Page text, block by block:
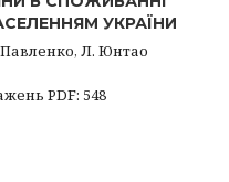
УКРАЇНИ
Л. Юнтао
PDF: 548